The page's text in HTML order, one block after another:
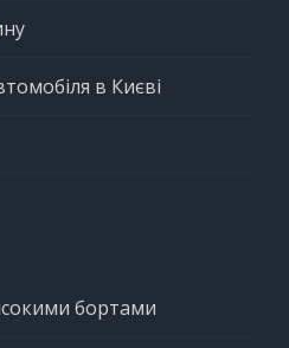
в Києві
бортами